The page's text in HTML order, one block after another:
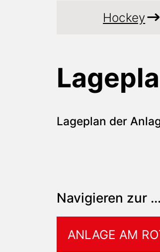
Hockey
Lageplan der
Navigieren zur …
ANLAGE AM